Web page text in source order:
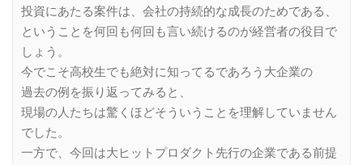
投資にあたる案件は、会社の持続的な成長のためである、
ということを何回も何回も言い続けるのが経営者の役目で
しょう。
今でこそ高校生でも絶対に知ってるであろう大企業の
過去の例を振り返ってみると、
現場の人たちは驚くほどそういうことを理解していません
でした。
一方で、今回は大ヒットプロダクト先行の企業である前提